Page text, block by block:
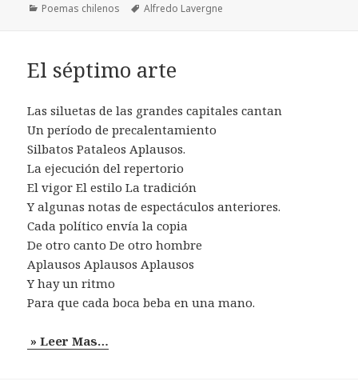
Categorías
Poemas chilenos Etiquetas
Alfredo Lavergne
El séptimo arte
Las siluetas de las grandes capitales cantan
Un período de precalentamiento
Silbatos Pataleos Aplausos.
La ejecución del repertorio
El vigor El estilo La tradición
Y algunas notas de espectáculos anteriores.
Cada político envía la copia
De otro canto De otro hombre
Aplausos Aplausos Aplausos
Y hay un ritmo
Para que cada boca beba en una mano.
» Leer Mas…